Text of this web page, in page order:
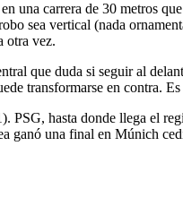
carrera de 30 metros
sea vertical (nada
otra vez.
que duda si seguir al
transformarse en contra.
hasta donde llega el
ganó una final en Múnich